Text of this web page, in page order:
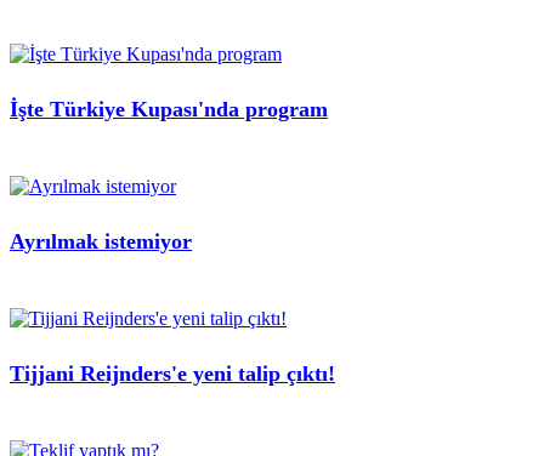
İşte Türkiye Kupası'nda program
Ayrılmak istemiyor
Tijjani Reijnders'e yeni talip çıktı!